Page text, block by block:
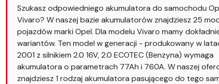
Szukasz odpowiedniego akumulatora do samochodu
Vivaro? W naszej bazie akumulatorów znajdziesz 25
pojazdów marki Opel. Dla modelu Vivaro mamy
wariantów. Ten model w generacji - produkowany w
2001 z silnikiem 2.0 16V, 2.0 ECOTEC (Benzyna) wymaga
akumulatora o parametrach 77Ah i 760A. W naszej
znajdziesz 1 rodzaj akumulatora pasującego do tego